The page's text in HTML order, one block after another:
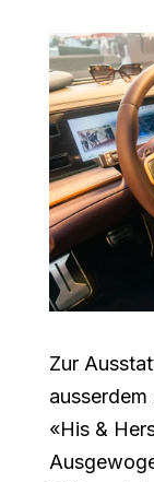
Zur
«His &